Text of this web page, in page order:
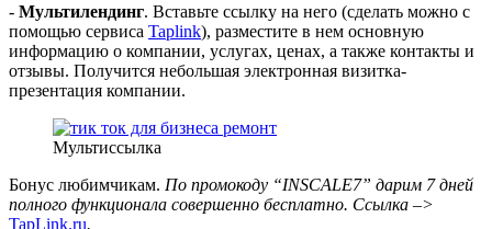
- Мультилендинг. Вставьте ссылку на него (сделать можно с
помощью сервиса Taplink), разместите в нем основную
информацию о компании, услугах, ценах, а также контакты и
отзывы. Получится небольшая электронная визитка-
презентация компании.
Мультиссылка
Бонус любимчикам. По промокоду “INSCALE7” дарим 7 дней
полного функционала совершенно бесплатно. Ссылка –>
TapLink.ru.